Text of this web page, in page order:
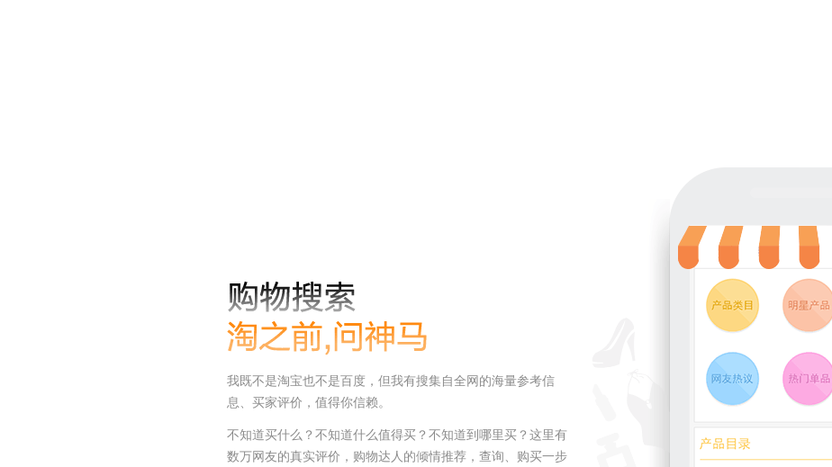
我既不是淘宝也不是百度，但我有搜集自全网的海量参考信
息、买家评价，值得你信赖。
不知道买什么？不知道什么值得买？不知道到哪里买？这里有
数万网友的真实评价，购物达人的倾情推荐，查询、购买一步